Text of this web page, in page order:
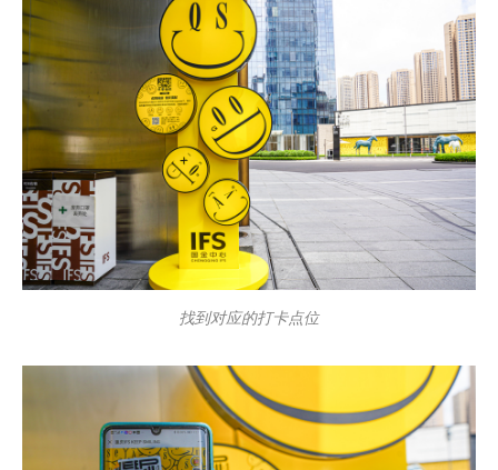
找到对应的打卡点位